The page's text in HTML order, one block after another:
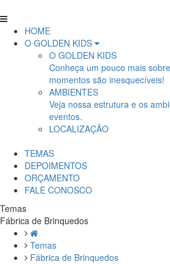
HOME
O GOLDEN KIDS
O GOLDEN KIDS
Conheça um pouco mais
momentos são inesquecíveis!
AMBIENTES
Veja nossa estrutura e os
eventos.
LOCALIZAÇÃO
TEMAS
DEPOIMENTOS
ORÇAMENTO
FALE CONOSCO
Temas
Fábrica de Brinquedos
Temas
Fábrica de Brinquedos